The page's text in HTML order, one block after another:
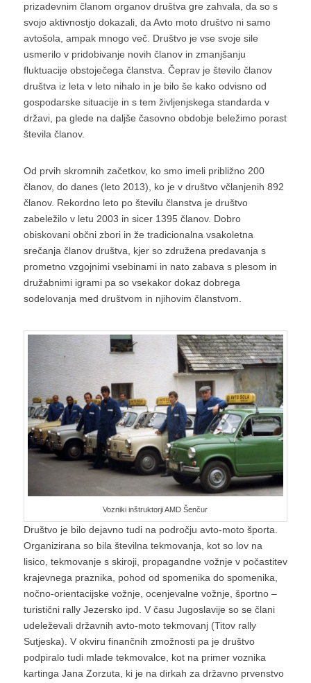
prizadevnim članom organov društva gre zahvala, da so s
svojo aktivnostjo dokazali, da Avto moto društvo ni samo
avtošola, ampak mnogo več. Društvo je vse svoje sile
usmerilo v pridobivanje novih članov in zmanjšanju
fluktuacije obstoječega članstva. Čeprav je število članov
društva iz leta v leto nihalo in je bilo še kako odvisno od
gospodarske situacije in s tem življenjskega standarda v
državi, pa glede na daljše časovno obdobje beležimo porast
števila članov.
Od prvih skromnih začetkov, ko smo imeli približno 200
članov, do danes (leto 2013), ko je v društvo včlanjenih 892
članov. Rekordno leto po številu članstva je društvo
zabeležilo v letu 2003 in sicer 1395 članov. Dobro
obiskovani občni zbori in že tradicionalna vsakoletna
srečanja članov društva, kjer so združena predavanja s
prometno vzgojnimi vsebinami in nato zabava s plesom in
družabnimi igrami pa so vsekakor dokaz dobrega
sodelovanja med društvom in njihovim članstvom.
Vozniki inštruktorji AMD Šenčur
Društvo je bilo dejavno tudi na področju avto-moto športa.
Organizirana so bila številna tekmovanja, kot so lov na
lisico, tekmovanje s skiroji, propagandne vožnje v počastitev
krajevnega praznika, pohod od spomenika do spomenika,
nočno-orientacijske vožnje, ocenjevalne vožnje, športno –
turistični rally Jezersko ipd. V času Jugoslavije so se člani
udeleževali državnih avto-moto tekmovanj (Titov rally
Sutjeska). V okviru finančnih zmožnosti pa je društvo
podpiralo tudi mlade tekmovalce, kot na primer voznika
kartinga Jana Zorzuta, ki je na dirkah za državno prvenstvo